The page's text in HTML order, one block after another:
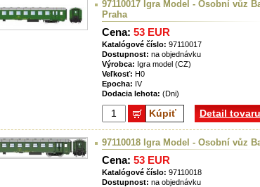
97110017 Igra Model - Osobní vůz
Praha
Cena: 53 EUR
Katalógové číslo: 97110017
Dostupnost: na objednávku
Výrobca: Igra model (CZ)
Veľkosť: H0
Epocha: IV
Dodacia lehota: (Dni)
Kúpiť Detail tovaru
97110018 Igra Model - Osobní vůz
Cena: 53 EUR
Katalógové číslo: 97110018
Dostupnost: na objednávku